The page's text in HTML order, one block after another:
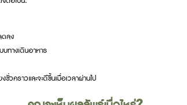
ดลง
บทางเดินอาหาร
ชั่วคราวและจะดีขึ้นเมื่อเวลาผ่านไป